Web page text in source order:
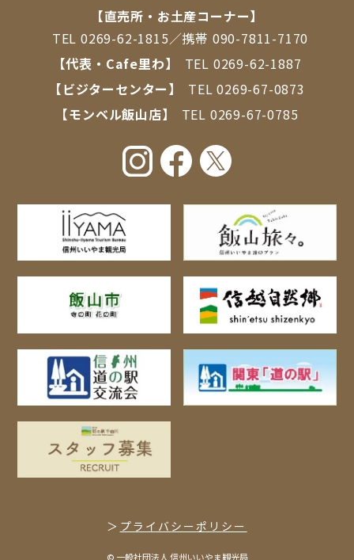
【直売所・お⼟産コーナー】
TEL 0269-62-1815／携帯 090-7811-7170
【代表・Cafe里わ】
TEL 0269-62-1887
【ビジターセンター】
TEL0269-67-0873
【モンベル飯山店】
TEL 0269-67-0785
プライバシーポリシー
© 一般社団法人 信州いいやま観光局